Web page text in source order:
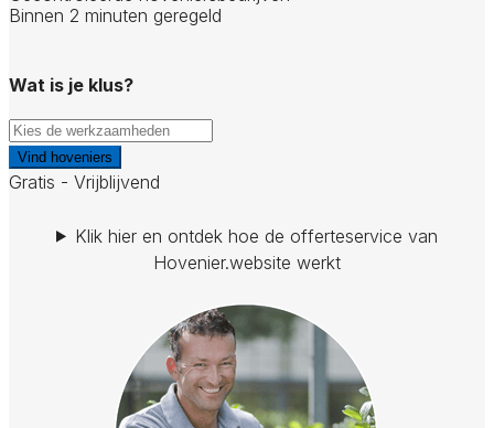
Binnen 2 minuten geregeld
Wat is je klus?
Vind hoveniers
Gratis - Vrijblijvend
Klik hier en ontdek hoe de offerteservice van
Hovenier.website werkt